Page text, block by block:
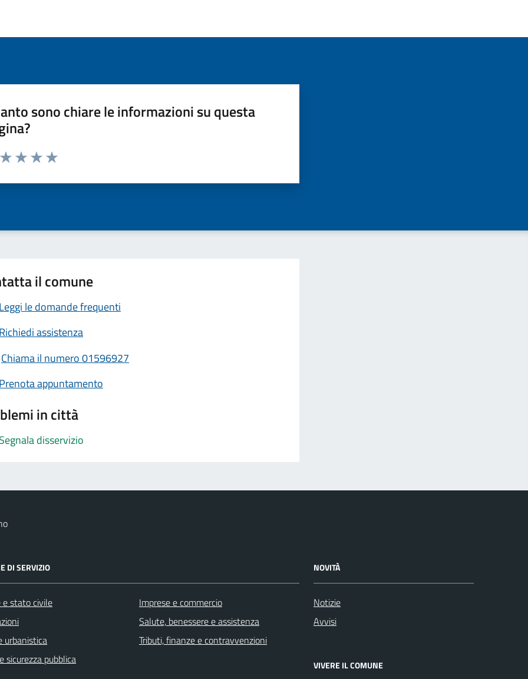
sono chiare le informazioni su questa
da 1 a 5 stelle la pagina
il comune
Leggi le domande frequenti
Richiedi assistenza
Chiama il numero 01596927
Prenota appuntamento
in città
Segnala disservizio
DI SERVIZIO
e stato civile
urbanistica
sicurezza pubblica
Imprese e commercio
Salute, benessere e assistenza
Tributi, finanze e contravvenzioni
NOVITÀ
Notizie
Avvisi
VIVERE IL COMUNE